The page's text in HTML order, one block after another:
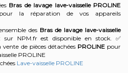
Bras de lavage lave-vaisselle PROLINE
la réparation de vos appareils
des Bras de lavage lave-vaisselle
sur NPM.fr est disponible en stock. ✅
de pièces détachées PROLINEpour
PROLINE
Lave-vaisselle PROLINE